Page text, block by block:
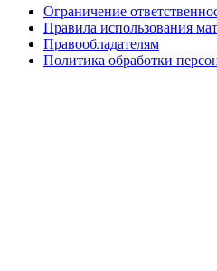
Ограничение
Правила использования
Правообладателям
Политика обработки